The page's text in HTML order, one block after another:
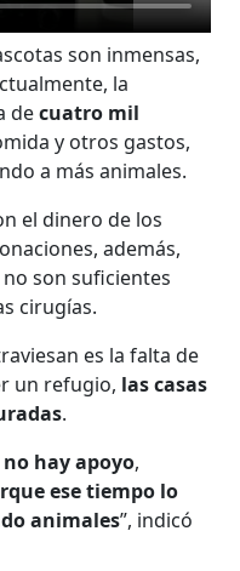
son inmensas,
la
decuatro mil
y otros gastos,
a más animales.
el dinero de los
además,
son suficientes
cirugías.
es la falta de
un refugio, las casas
.
hay apoyo,
ese tiempo lo
animales”, indicó